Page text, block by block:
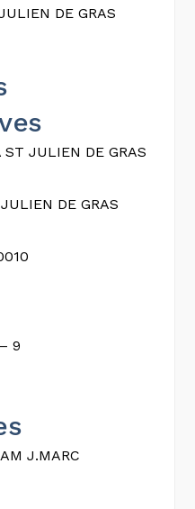
DE GRAS
ST JULIEN DE GRAS
DE GRAS
9
J.MARC